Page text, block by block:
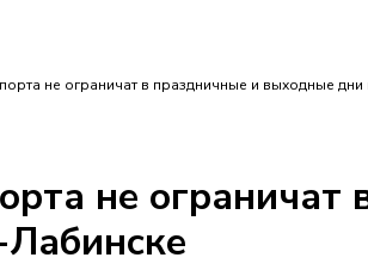
не ограничат в праздничные и выходные дни
не